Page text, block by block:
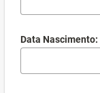
Data Nascimento: